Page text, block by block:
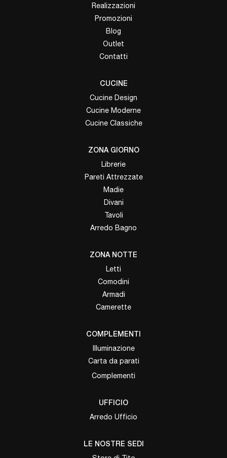
Realizzazioni
Promozioni
Blog
Outlet
Contatti
CUCINE
Cucine Design
Cucine Moderne
Cucine Classiche
ZONA GIORNO
Librerie
Pareti Attrezzate
Madie
Divani
Tavoli
Arredo Bagno
ZONA NOTTE
Letti
Comodini
Armadi
Camerette
COMPLEMENTI
Illuminazione
Carta da parati
Complementi
UFFICIO
Arredo Ufficio
LE NOSTRE SEDI